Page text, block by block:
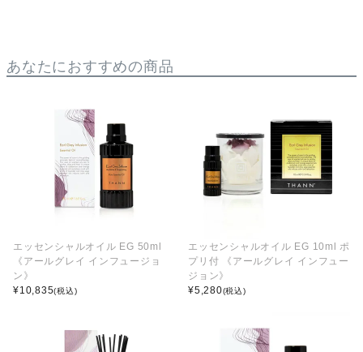
あなたにおすすめの商品
エッセンシャルオイル EG 50ml
《アールグレイ インフュージョ
ン》
¥10,835(税込)
エッセンシャルオイル EG 10ml ポ
プリ付 《アールグレイ インフュー
ジョン》
¥5,280(税込)